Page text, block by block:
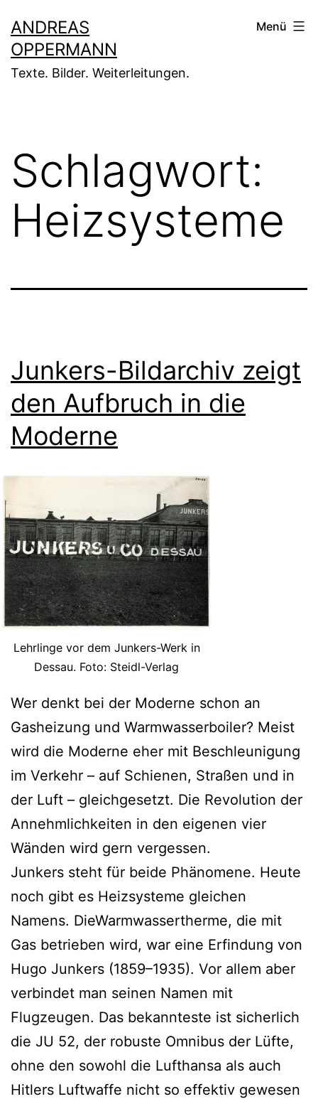
Inhalt
springen
ANDREAS
OPPERMANN
Texte. Bilder. Weiterleitungen.
Menü
Schlagwort:
Heizsysteme
Junkers-Bildarchiv zeigt
den Aufbruch in die
Moderne
Lehrlinge vor dem Junkers-Werk in
Dessau. Foto: Steidl-Verlag
Wer denkt bei der Moderne schon an
Gasheizung und Warmwasserboiler? Meist
wird die Moderne eher mit Beschleunigung
im Verkehr – auf Schienen, Straßen und in
der Luft – gleichgesetzt. Die Revolution der
Annehmlichkeiten in den eigenen vier
Wänden wird gern vergessen.
Junkers steht für beide Phänomene. Heute
noch gibt es Heizsysteme gleichen
Namens. DieWarmwassertherme, die mit
Gas betrieben wird, war eine Erfindung von
Hugo Junkers (1859–1935). Vor allem aber
verbindet man seinen Namen mit
Flugzeugen. Das bekannteste ist sicherlich
die JU 52, der robuste Omnibus der Lüfte,
ohne den sowohl die Lufthansa als auch
Hitlers Luftwaffe nicht so effektiv gewesen